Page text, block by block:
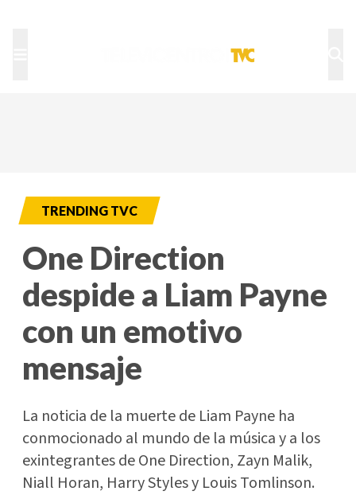
TRENDING TVC
One Direction
despide a Liam Payne
con un emotivo
mensaje
La noticia de la muerte de Liam Payne ha
conmocionado al mundo de la música y a los
exintegrantes de One Direction, Zayn Malik,
Niall Horan, Harry Styles y Louis Tomlinson.